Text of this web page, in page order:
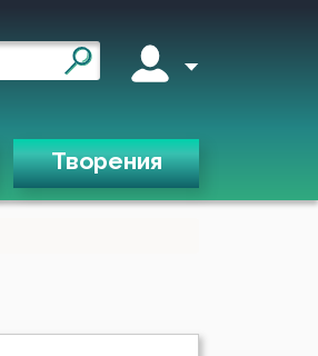
Творения